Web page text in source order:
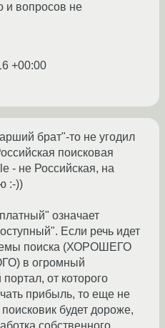
и вопросов не
+00:00
брат"-то не угодил
поисковая
- не Российская, на
:-))
означает
Если речь идет
поиска (ХОРОШЕГО
в огромный
от которого
прибыль, то еще не
будет дороже,